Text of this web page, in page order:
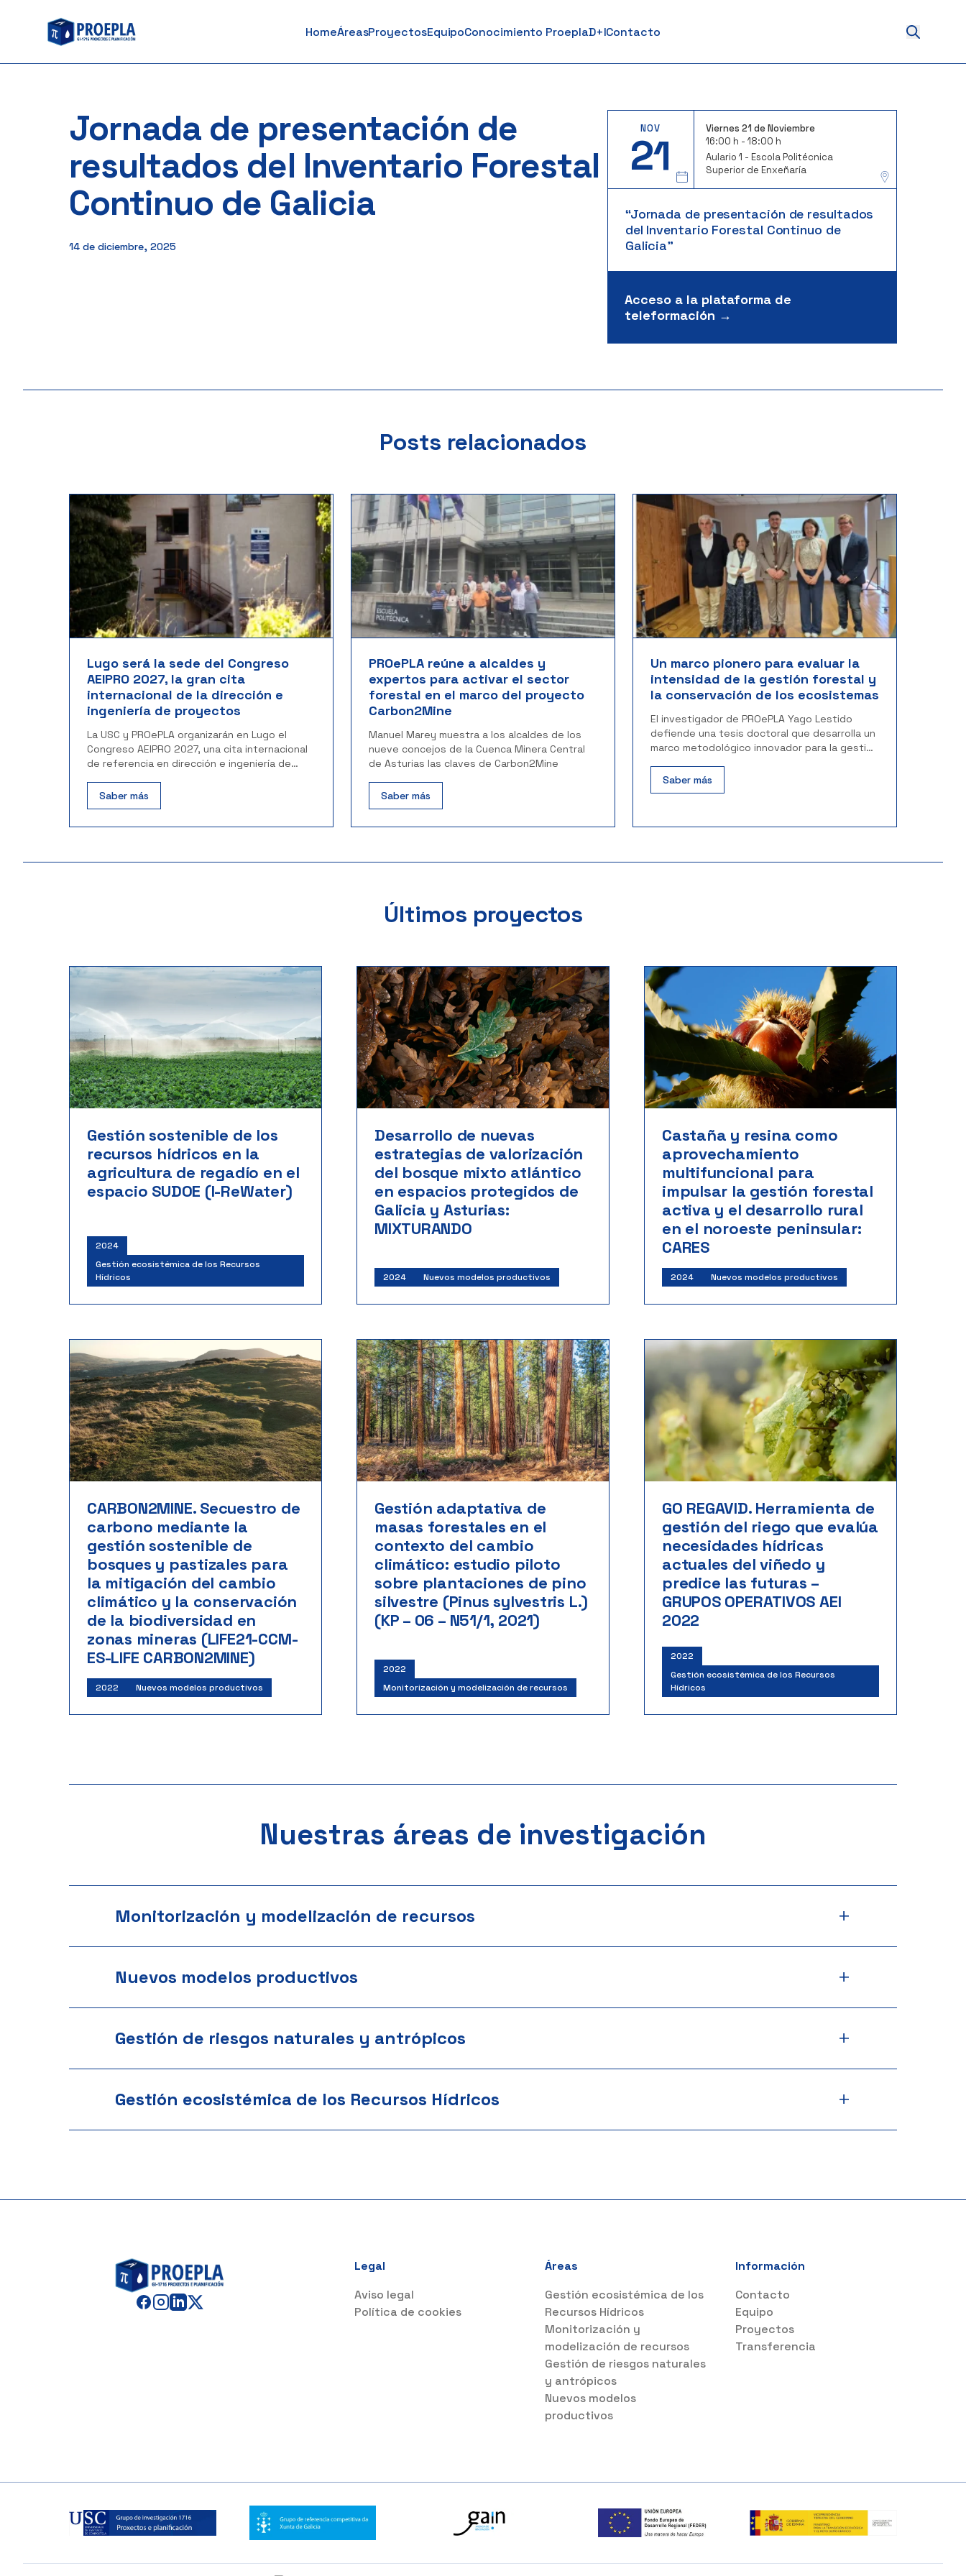
content
HomeÁreasProyectosEquipoConocimiento ProeplaD+IContacto
Jornada de presentación de
resultados del Inventario Forestal
Continuo de Galicia
14 de diciembre, 2025
NOV
21
Viernes 21 de Noviembre
16:00 h - 18:00 h
Aulario 1 - Escola Politécnica
Superior de Enxeñaría
“Jornada de presentación de resultados
del Inventario Forestal Continuo de
Galicia”
Acceso a la plataforma de
teleformación →
Posts relacionados
Lugo será la sede del Congreso
AEIPRO 2027, la gran cita
internacional de la dirección e
ingeniería de proyectos
La USC y PROePLA organizarán en Lugo el
Congreso AEIPRO 2027, una cita internacional
de referencia en dirección e ingeniería de
Saber más
PROePLA reúne a alcaldes y
expertos para activar el sector
forestal en el marco del proyecto
Carbon2Mine
Manuel Marey muestra a los alcaldes de los
nueve concejos de la Cuenca Minera Central
de Asturias las claves de Carbon2Mine
Saber más
Un marco pionero para evaluar la
intensidad de la gestión forestal y
la conservación de los ecosistemas
El investigador de PROePLA Yago Lestido
defiende una tesis doctoral que desarrolla un
marco metodológico innovador para la gestión
Saber más
Últimos proyectos
Gestión sostenible de los
recursos hídricos en la
agricultura de regadío en el
espacio SUDOE (I-ReWater)
2024
Gestión ecosistémica de los Recursos
Hídricos
Desarrollo de nuevas
estrategias de valorización
del bosque mixto atlántico
en espacios protegidos de
Galicia y Asturias:
MIXTURANDO
2024 Nuevos modelos productivos
Castaña y resina como
aprovechamiento
multifuncional para
impulsar la gestión forestal
activa y el desarrollo rural
en el noroeste peninsular:
CARES
2024 Nuevos modelos productivos
CARBON2MINE. Secuestro de
carbono mediante la
gestión sostenible de
bosques y pastizales para
la mitigación del cambio
climático y la conservación
de la biodiversidad en
zonas mineras (LIFE21-CCM-
ES-LIFE CARBON2MINE)
2022 Nuevos modelos productivos
Gestión adaptativa de
masas forestales en el
contexto del cambio
climático: estudio piloto
sobre plantaciones de pino
silvestre (Pinus sylvestris L.)
(KP – 06 – N51/1, 2021)
2022
Monitorización y modelización de recursos
GO REGAVID. Herramienta de
gestión del riego que evalúa
necesidades hídricas
actuales del viñedo y
predice las futuras –
GRUPOS OPERATIVOS AEI
2022
2022
Gestión ecosistémica de los Recursos
Hídricos
Nuestras áreas de investigación
Monitorización y modelización de recursos +
Nuevos modelos productivos +
Gestión de riesgos naturales y antrópicos +
Gestión ecosistémica de los Recursos Hídricos +
Legal
Aviso legal
Política de cookies
Áreas
Gestión ecosistémica de los
Recursos Hídricos
Monitorización y
modelización de recursos
Gestión de riesgos naturales
y antrópicos
Nuevos modelos
productivos
Información
Contacto
Equipo
Proyectos
Transferencia